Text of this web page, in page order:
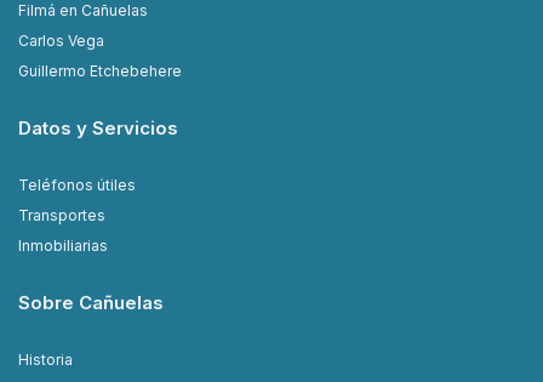
Filmá en Cañuelas
Carlos Vega
Guillermo Etchebehere
Datos y Servicios
Teléfonos útiles
Transportes
Inmobiliarias
Sobre Cañuelas
Historia